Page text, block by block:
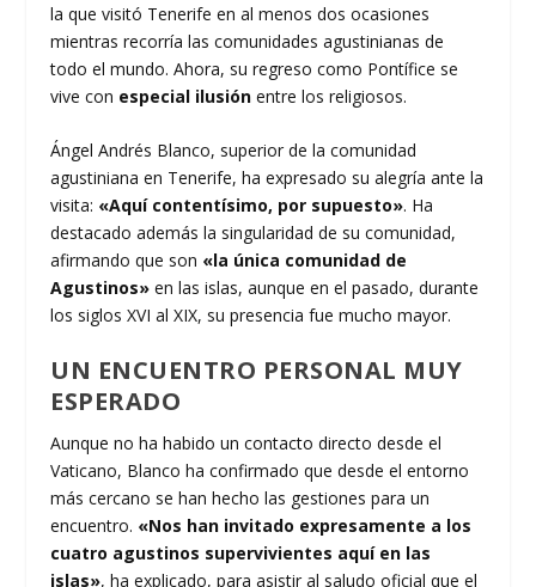
la que visitó Tenerife en al menos dos ocasiones
mientras recorría las comunidades agustinianas de
todo el mundo. Ahora, su regreso como Pontífice se
vive con especial ilusión entre los religiosos.
Ángel Andrés Blanco, superior de la comunidad
agustiniana en Tenerife, ha expresado su alegría ante la
visita: «Aquí contentísimo, por supuesto». Ha
destacado además la singularidad de su comunidad,
afirmando que son «la única comunidad de
Agustinos» en las islas, aunque en el pasado, durante
los siglos XVI al XIX, su presencia fue mucho mayor.
UN ENCUENTRO PERSONAL MUY
ESPERADO
Aunque no ha habido un contacto directo desde el
Vaticano, Blanco ha confirmado que desde el entorno
más cercano se han hecho las gestiones para un
encuentro. «Nos han invitado expresamente a los
cuatro agustinos supervivientes aquí en las
islas», ha explicado, para asistir al saludo oficial que el